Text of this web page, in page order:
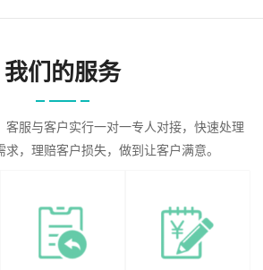
我们的服务
客服与客户实行一对一专人对接，快速处理
求，理赔客户损失，做到让客户满意。